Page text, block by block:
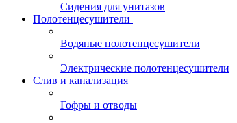
Сидения для унитазов
Полотенцесушители
Водяные полотенцесушители
Электрические полотенцесушители
Слив и канализация
Гофры и отводы